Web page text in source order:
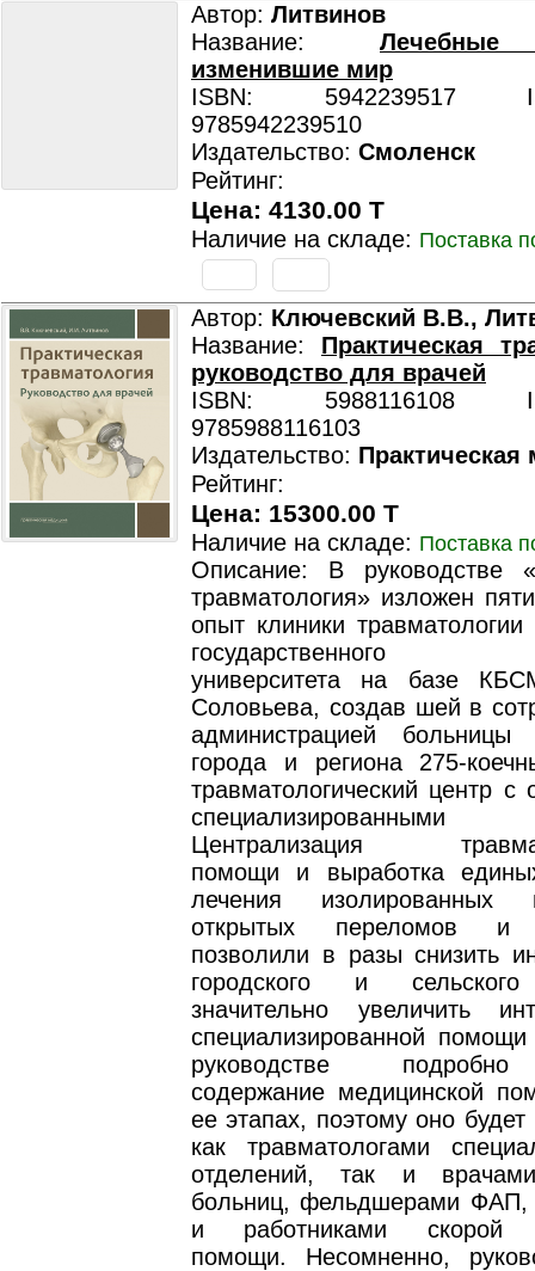
Автор: Литвинов
Название: Лечебные
изменившие мир
ISBN: 5942239517
9785942239510
Издательство: Смоленск
Рейтинг:
Цена: 4130.00 T
Наличие на складе: Поставка
Автор: Ключевский В.В.,
Название: Практическая
руководство для врачей
ISBN: 5988116108
9785988116103
Издательство: Практическая
Рейтинг:
Цена: 15300.00 T
Наличие на складе: Поставка
Описание: В руководстве
травматология» изложен
опыт клиники травматологии
государственного
университета на базе
Соловьева, создав шей в
администрацией
города и региона 275-
травматологический центр с
специализированными
Централизация
помощи и выработка
лечения изолированных
открытых переломов и
позволили в разы снизить
городского и
значительно увеличить
специализированной
руководстве
содержание медицинской
ее этапах, поэтому оно будет
как травматологами
отделений, так и
больниц, фельдшерами ФАП,
и работниками скорой
помощи. Несомненно,